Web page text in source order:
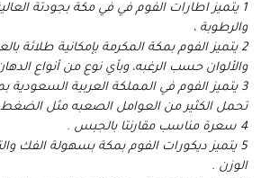
1 يتميز اطارات الفوم في في مكة بجودتة
والرطوبة ،
2 يتميز الفوم بمكة المكرمة بإمكانية طلائة
والألوان حسب الرغبه، وبأي نوع من أنواع
3 يتميز الفوم في المملكة العربية السعودية
تحمل الكثير من العوامل الصعبه مثل
4 سعرة مناسب مقارنتا بالجبس .
5 يتميز ديكورات الفوم بمكة بسهولة الفك
الوزن .